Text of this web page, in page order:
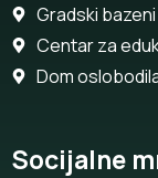
Gradski
Centar za
Dom
Socijalne